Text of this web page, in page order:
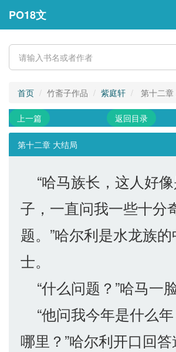
PO18文
首页 竹斋子作品 紫庭轩 第十二章
上一篇 返回目录
第十二章 大结局
“哈马族长，这人好
子，一直问我一些十分
题。”哈尔利是水龙族
士。
“什么问题？”哈马一脸
“他问我今年是什么
哪里？”哈尔利开口回答